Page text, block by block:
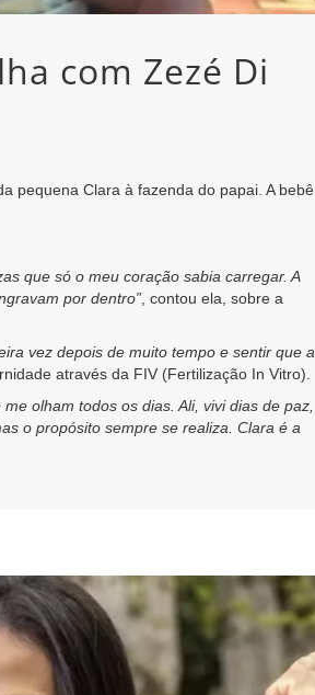
com Zezé Di
pequena Clara à fazenda do papai. A bebê
que só o meu coração sabia carregar. A
por dentro” , contou ela, sobre a
vez depois de muito tempo e sentir que a
através da FIV (Fertilização In Vitro).
olham todos os dias. Ali, vivi dias de paz,
o propósito sempre se realiza. Clara é a